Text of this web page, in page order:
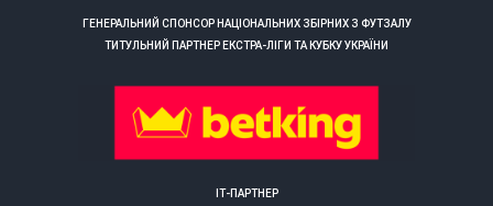
ГЕНЕРАЛЬНИЙ СПОНСОР НАЦІОНАЛЬНИХ ЗБІРНИХ З ФУТЗАЛУ
ТИТУЛЬНИЙ ПАРТНЕР ЕКСТРА-ЛІГИ ТА КУБКУ УКРАЇНИ
ІТ-ПАРТНЕР